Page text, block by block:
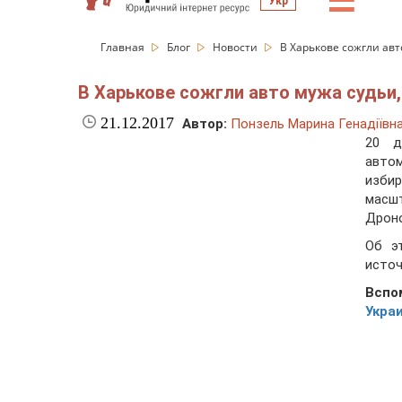
Главная Блог Новости В Харькове сожгли
В Харькове сожгли авто мужа
21.12.2017 Автор: Понзель Марина
20
Об